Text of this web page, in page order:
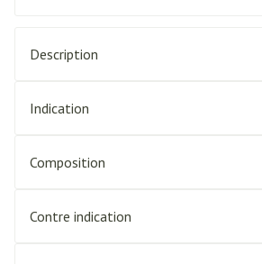
Description
Indication
Composition
Contre indication